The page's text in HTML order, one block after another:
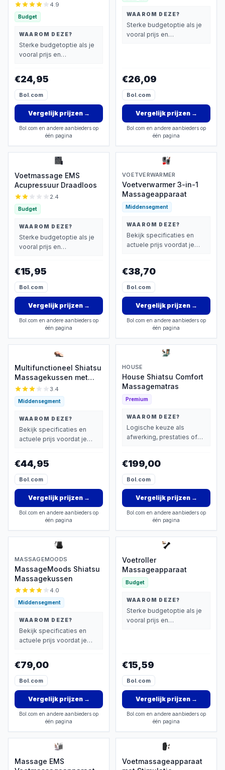
4.9
Budget
WAAROM DEZE?
Sterke budgetoptie als je
vooral prijs en
€24,95
Bol.com
Vergelijk prijzen→
Bol.com en andere aanbieders op
één pagina
WAAROM DEZE?
Sterke budgetoptie als je
vooral prijs en
€26,09
Bol.com
Vergelijk prijzen→
Bol.com en andere aanbieders op
één pagina
Voetmassage EMS
Acupressuur Draadloos
2.4
Budget
WAAROM DEZE?
Sterke budgetoptie als je
vooral prijs en
€15,95
Bol.com
Vergelijk prijzen→
Bol.com en andere aanbieders op
één pagina
VOETVERWARMER
Voetverwarmer 3-in-1
Massageapparaat
Middensegment
WAAROM DEZE?
Bekijk specificaties en
actuele prijs voordat je
€38,70
Bol.com
Vergelijk prijzen→
Bol.com en andere aanbieders op
één pagina
Multifunctioneel Shiatsu
Massagekussen met
Warmte
3.4
Middensegment
WAAROM DEZE?
Bekijk specificaties en
actuele prijs voordat je
€44,95
Bol.com
Vergelijk prijzen→
Bol.com en andere aanbieders op
één pagina
HOUSE
House Shiatsu Comfort
Massagematras
Premium
WAAROM DEZE?
Logische keuze als
afwerking, prestaties of
€199,00
Bol.com
Vergelijk prijzen→
Bol.com en andere aanbieders op
één pagina
MASSAGEMOODS
MassageMoods Shiatsu
Massagekussen
4.0
Middensegment
WAAROM DEZE?
Bekijk specificaties en
actuele prijs voordat je
€79,00
Bol.com
Vergelijk prijzen→
Bol.com en andere aanbieders op
één pagina
Voetroller
Massageapparaat
Budget
WAAROM DEZE?
Sterke budgetoptie als je
vooral prijs en
€15,59
Bol.com
Vergelijk prijzen→
Bol.com en andere aanbieders op
één pagina
Massage EMS
Voetmassageapparaat